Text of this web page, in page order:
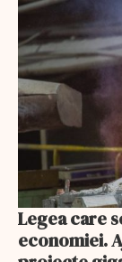
Legea care
economiei.